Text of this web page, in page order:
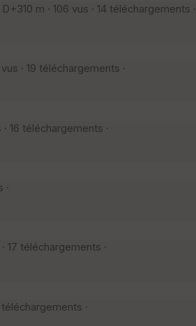
m · 106 vus · 14 téléchargements ·
· 19 téléchargements ·
· 16 téléchargements ·
·
17 téléchargements ·
téléchargements ·